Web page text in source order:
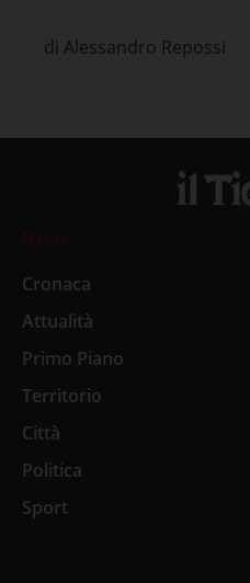
di Alessandro Repossi
News
Cronaca
Attualità
Primo Piano
Territorio
Città
Politica
Sport